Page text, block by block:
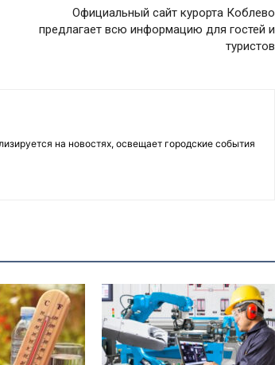
Официальный сайт курорта Коблево
предлагает всю информацию для гостей и
туристов
на новостях, освещает городские события